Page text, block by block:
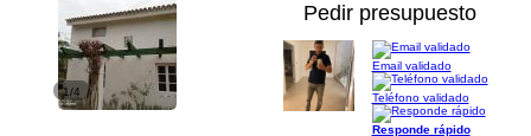
1/4
Pedir presupuesto
Email validado
Teléfono validado
Responde rápido